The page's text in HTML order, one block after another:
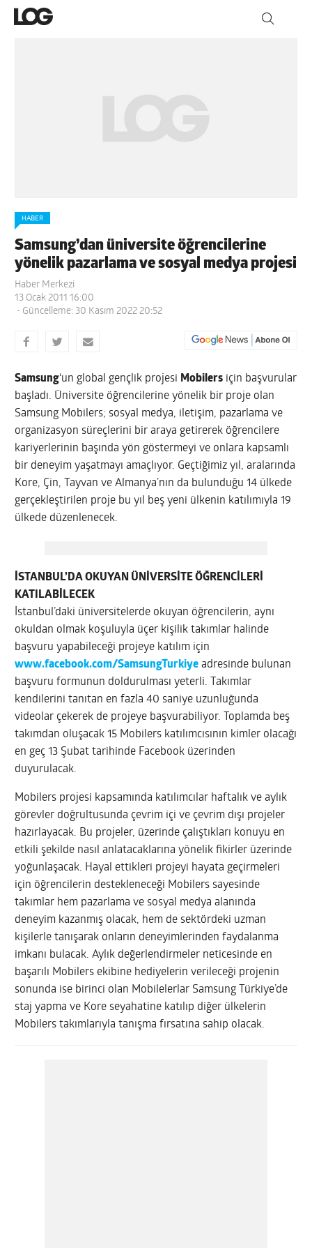
HABER
Samsung’dan üniversite öğrencilerine
yönelik pazarlama ve sosyal medya projesi
Haber Merkezi
13 Ocak 2011 16:00
- Güncelleme: 30 Kasım 2022 20:52
Samsung‘un global gençlik projesi Mobilers için başvurular
başladı. Üniversite öğrencilerine yönelik bir proje olan
Samsung Mobilers; sosyal medya, iletişim, pazarlama ve
organizasyon süreçlerini bir araya getirerek öğrencilere
kariyerlerinin başında yön göstermeyi ve onlara kapsamlı
bir deneyim yaşatmayı amaçlıyor. Geçtiğimiz yıl, aralarında
Kore, Çin, Tayvan ve Almanya’nın da bulunduğu 14 ülkede
gerçekleştirilen proje bu yıl beş yeni ülkenin katılımıyla 19
ülkede düzenlenecek.
İSTANBUL’DA OKUYAN ÜNİVERSİTE ÖĞRENCİLERİ
KATILABİLECEK
İstanbul’daki üniversitelerde okuyan öğrencilerin, aynı
okuldan olmak koşuluyla üçer kişilik takımlar halinde
başvuru yapabileceği projeye katılım için
www.facebook.com/SamsungTurkiye adresinde bulunan
başvuru formunun doldurulması yeterli. Takımlar
kendilerini tanıtan en fazla 40 saniye uzunluğunda
videolar çekerek de projeye başvurabiliyor. Toplamda beş
takımdan oluşacak 15 Mobilers katılımcısının kimler olacağı
en geç 13 Şubat tarihinde Facebook üzerinden
duyurulacak.
Mobilers projesi kapsamında katılımcılar haftalık ve aylık
görevler doğrultusunda çevrim içi ve çevrim dışı projeler
hazırlayacak. Bu projeler, üzerinde çalıştıkları konuyu en
etkili şekilde nasıl anlatacaklarına yönelik fikirler üzerinde
yoğunlaşacak. Hayal ettikleri projeyi hayata geçirmeleri
için öğrencilerin destekleneceği Mobilers sayesinde
takımlar hem pazarlama ve sosyal medya alanında
deneyim kazanmış olacak, hem de sektördeki uzman
kişilerle tanışarak onların deneyimlerinden faydalanma
imkanı bulacak. Aylık değerlendirmeler neticesinde en
başarılı Mobilers ekibine hediyelerin verileceği projenin
sonunda ise birinci olan Mobilelerlar Samsung Türkiye’de
staj yapma ve Kore seyahatine katılıp diğer ülkelerin
Mobilers takımlarıyla tanışma fırsatına sahip olacak.